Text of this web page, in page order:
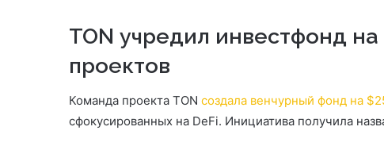
TON учредил инвестфонд
проектов
Команда проекта TON создала венчурный фонд на
сфокусированных на DeFi. Инициатива получила